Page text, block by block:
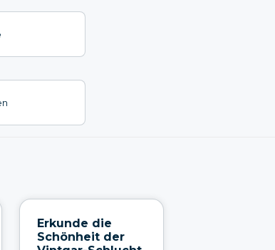
Erkunde die
Schönheit der